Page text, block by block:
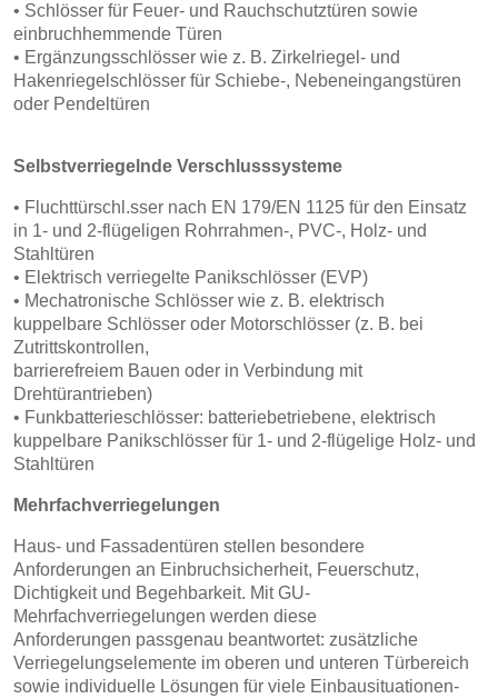
• Schlösser für Feuer- und Rauchschutztüren sowie
einbruchhemmende Türen
• Ergänzungsschlösser wie z. B. Zirkelriegel- und
Hakenriegelschlösser für Schiebe-, Nebeneingangstüren
oder Pendeltüren
Selbstverriegelnde Verschlusssysteme
• Fluchttürschl.sser nach EN 179/EN 1125 für den Einsatz
in 1- und 2-flügeligen Rohrrahmen-, PVC-, Holz- und
Stahltüren
• Elektrisch verriegelte Panikschlösser (EVP)
• Mechatronische Schlösser wie z. B. elektrisch
kuppelbare Schlösser oder Motorschlösser (z. B. bei
Zutrittskontrollen,
barrierefreiem Bauen oder in Verbindung mit
Drehtürantrieben)
• Funkbatterieschlösser: batteriebetriebene, elektrisch
kuppelbare Panikschlösser für 1- und 2-flügelige Holz- und
Stahltüren
Mehrfachverriegelungen
Haus- und Fassadentüren stellen besondere
Anforderungen an Einbruchsicherheit, Feuerschutz,
Dichtigkeit und Begehbarkeit. Mit GU-
Mehrfachverriegelungen werden diese
Anforderungen passgenau beantwortet: zusätzliche
Verriegelungselemente im oberen und unteren Türbereich
sowie individuelle Lösungen für viele Einbausituationen-